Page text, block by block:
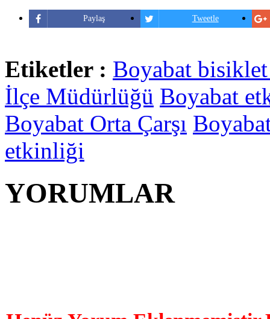
Paylaş Tweetle
Etiketler : Boyabat
İlçe Müdürlüğü Boyabat
Boyabat Orta Çarşı
etkinliği
YORUMLAR